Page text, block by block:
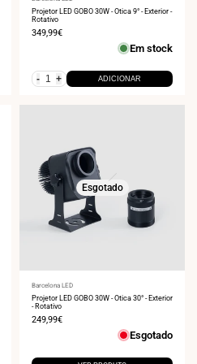
Projetor LED GOBO 30W - Ótica 9° - Exterior -
Rotativo
Preço
349,99€
Em stock
- + ADICIONAR
Esgotado
Fornecedor:
Barcelona LED
Projetor LED GOBO 30W - Ótica 30° - Exterior
- Rotativo
Preço
249,99€
Esgotado